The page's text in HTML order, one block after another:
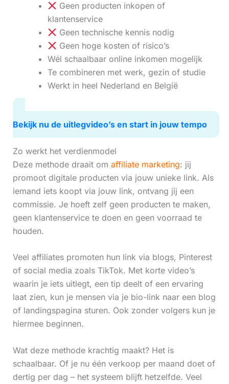
Geen producten inkopen of
klantenservice
Geen technische kennis nodig
Geen hoge kosten of risico’s
Wél schaalbaar online inkomen mogelijk
Te combineren met werk, gezin of studie
Werkt in heel Nederland en België
Bekijk nu de uitlegvideo’s en start in jouw tempo
Zo werkt het verdienmodel
Deze methode draait om affiliate marketing: jij
promoot digitale producten via jouw unieke link. Als
iemand iets koopt via jouw link, ontvang jij een
commissie. Je hoeft zelf geen producten te maken,
geen klantenservice te doen en geen voorraad te
houden.
Veel affiliates promoten hun link via blogs, Pinterest
of social media zoals TikTok. Met korte video’s
waarin je iets uitlegt, een tip deelt of een ervaring
laat zien, kun je mensen via je bio-link naar een blog
of landingspagina sturen. Ook zonder volgers kun je
hiermee beginnen.
Wat deze methode krachtig maakt? Het is
schaalbaar. Of je nu één verkoop per maand doet of
dertig per dag – het systeem blijft hetzelfde. Veel